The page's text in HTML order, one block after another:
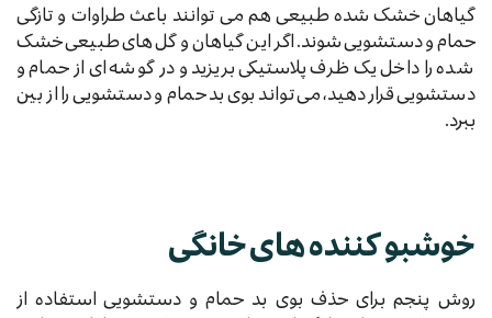
گیاهان خشک شده طبیعی هم می توانند باعث طراوات و تازگی
حمام و دستشویی شوند. اگر این گیاهان و گل های طبیعی خشک
شده را داخل یک ظرف پلاستیکی بریزید و در گوشه ای از حمام و
دستشویی قرار دهید، می تواند بوی بد حمام و دستشویی را از بین
ببرد.
خوشبو کننده های خانگی
روش پنجم برای حذف بوی بد حمام و دستشویی استفاده از